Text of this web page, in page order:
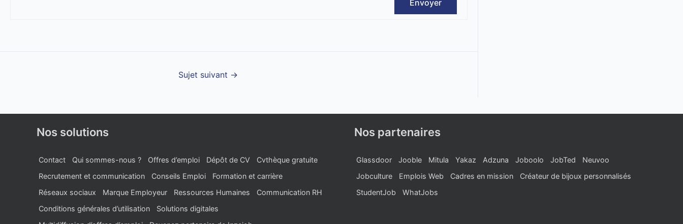
Envoyer
Sujet suivant →
Nos solutions
Contact Qui sommes-nous ? Offres d’emploi Dépôt de CV
Cvthèque gratuite
Recrutement et communication
Conseils Emploi
Formation et carrière
Réseaux sociaux
Marque Employeur Ressources Humaines
Communication RH
Conditions générales d’utilisation
Solutions digitales
Nos partenaires
Glassdoor Jooble Mitula Yakaz Adzuna Joboolo JobTed
Neuvoo
Jobculture
Emplois Web Cadres en mission
Créateur de bijoux personnalisés
StudentJob
WhatJobs